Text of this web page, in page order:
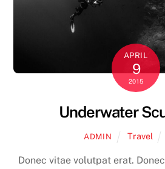
APRIL
9
2015
Underwater
ADMIN Travel
Donec vitae volutpat erat.